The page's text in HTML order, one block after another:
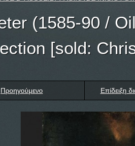
(1585-90 /
[sold:
Προηγούμενο Επίδειξη